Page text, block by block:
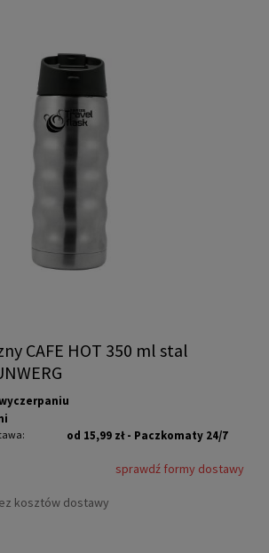
CAFE HOT 350 ml stal
od 15,99 zł - Paczkomaty 24/7
ewentualnych kosztów płatności
sprawdź formy dostawy
kosztów dostawy